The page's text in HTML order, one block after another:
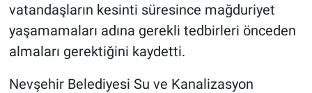
vatandaşların kesinti süresince mağduriyet
yaşamamaları adına gerekli tedbirleri önceden
almaları gerektiğini kaydetti.
Nevşehir Belediyesi Su ve Kanalizasyon